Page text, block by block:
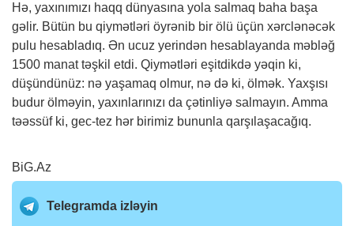
Hə, yaxınımızı haqq dünyasına yola salmaq baha başa
gəlir. Bütün bu qiymətləri öyrənib bir ölü üçün xərclənəcək
pulu hesabladıq. Ən ucuz yerindən hesablayanda məbləğ
1500 manat təşkil etdi. Qiymətləri eşitdikdə yəqin ki,
düşündünüz: nə yaşamaq olmur, nə də ki, ölmək. Yaxşısı
budur ölməyin, yaxınlarınızı da çətinliyə salmayın. Amma
təəssüf ki, gec-tez hər birimiz bununla qarşılaşacağıq.
BiG.Az
Telegramda izləyin